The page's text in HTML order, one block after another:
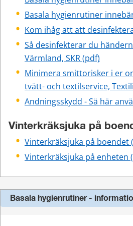
Basala hygienrutiner
Kom ihåg att att
Så desinfekterar du
Värmland, SKR (pdf)
Minimera smittorisker i er
tvätt- och textilservice,
Andningsskydd - Sä här
Vinterkräksjuka på
Vinterkräksjuka på boendet
Vinterkräksjuka på enheten
Basala hygienrutiner -